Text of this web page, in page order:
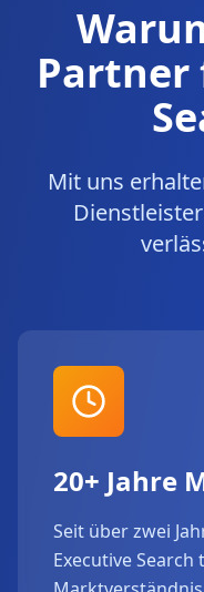
Partner
Mit uns
20+ Jahre
Seit über zwei
Executive